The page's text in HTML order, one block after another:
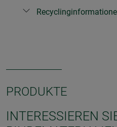
PRODUKTE
INTERESSIEREN